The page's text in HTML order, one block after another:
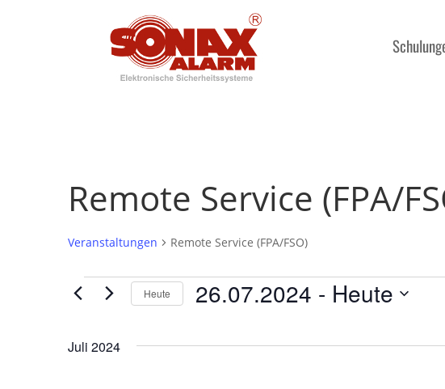
Remote Service (FPA/
Veranstaltungen Remote Service (FPA/FSO)
Veranstaltungen
Heute 26.07.2024 - Heute
wählen.
Juli 2024